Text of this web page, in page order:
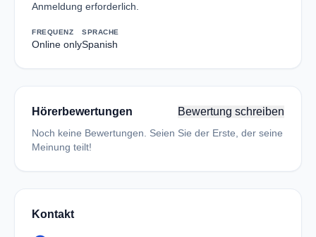
Anmeldung erforderlich.
FREQUENZ
Online only
SPRACHE
Spanish
Hörerbewertungen Bewertung schreiben
Noch keine Bewertungen. Seien Sie der Erste, der seine
Meinung teilt!
Kontakt